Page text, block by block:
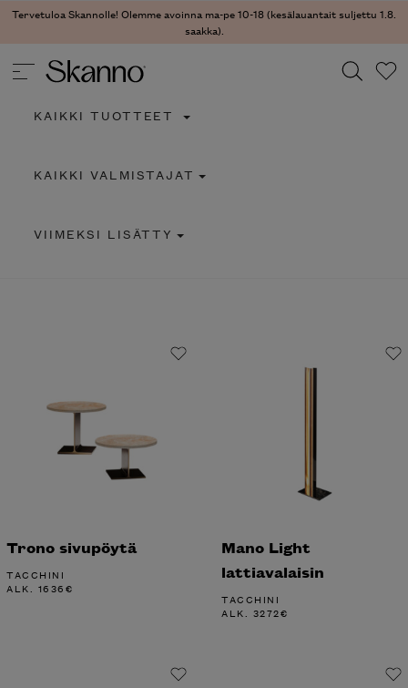
Tervetuloa Skannolle! Olemme avoinna ma-pe 10-18 (kesälauantait suljettu 1.8.
saakka).
Type 2 or more characters for results.
KAIKKI TUOTTEET
KAIKKI VALMISTAJAT
VIIMEKSI LISÄTTY
Trono sivupöytä
TACCHINI
ALK. 1636€
Mano Light
lattiavalaisin
TACCHINI
ALK. 3272€